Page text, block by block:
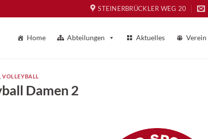
STEINERBRÜCKLER WEG 20
Home Abteilungen Aktuelles Verein
,VOLLEYBALL
Damen 2